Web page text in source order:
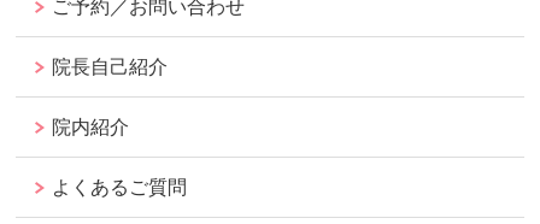
ご予約／お問い合わせ
院長自己紹介
院内紹介
よくあるご質問